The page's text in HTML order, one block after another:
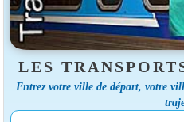
LES
Entrez votre ville de départ, votre